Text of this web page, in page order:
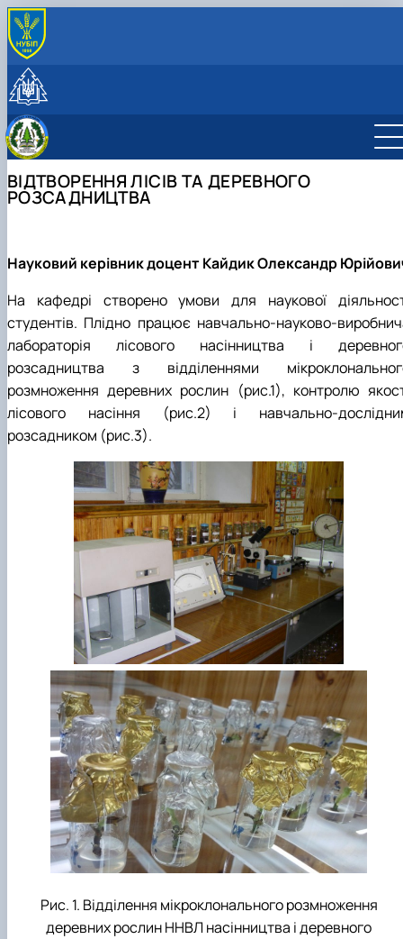
ПРО КАФЕДРУ
Робочі програми 2025
Робочі програми 2026
Бакалавр
Магістр
Тематика робіт
НАУКОВА ДІЯЛЬНІСТЬ
Підручники, навчальні посібники, монографії
Студентські наукові гуртки
Лісомеліорація і ландшафтознавство
МІЖНАРОДНА ДІЯЛЬНІСТЬ
Дорадчо-консультативні послуги
Вирощування садивного матеріалу
ВІДТВОРЕННЯ ЛІСІВ ТА ДЕРЕВНОГО
РОЗСАДНИЦТВА
Науковий керівник доцент Кайдик Олександр
На кафедрі створено умови для наукової
студентів. Плідно працює навчально-науково-
лабораторія лісового насінництва і
розсадництва з відділеннями
розмноження деревних рослин (рис.1), контролю
лісового насіння (рис.2) і навчально-
розсадником (рис.3).
Рис. 1. Відділення мікроклонального розмноження
деревних рослин ННВЛ насінництва і деревного